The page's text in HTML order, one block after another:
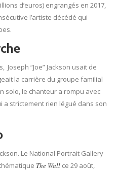
d’euros) engrangés en 2017,
l’artiste décédé qui
Joseph “Joe” Jackson usait de
la carrière du groupe familial
solo, le chanteur a rompu avec
a strictement rien légué dans son
Le National Portrait Gallery
The Wall ce 29 août,